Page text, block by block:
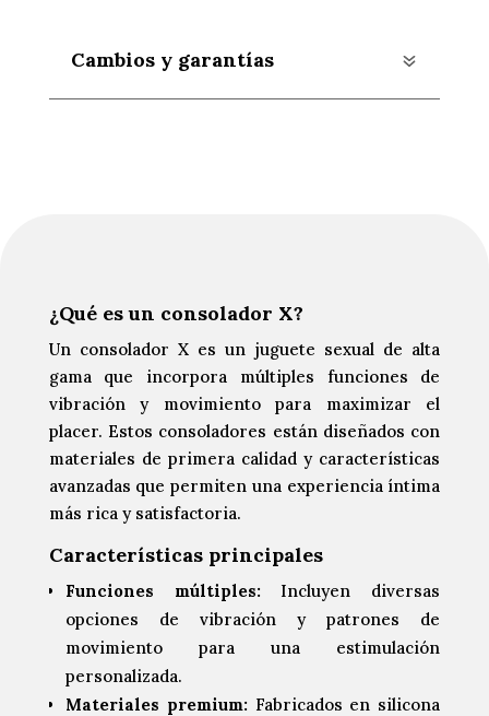
Cambios y garantías
¿Qué es un consolador X?
Un consolador X es un juguete sexual de alta
gama que incorpora múltiples funciones de
vibración y movimiento para maximizar el
placer. Estos consoladores están diseñados con
materiales de primera calidad y características
avanzadas que permiten una experiencia íntima
más rica y satisfactoria.
Características principales
Funciones múltiples: Incluyen diversas
opciones de vibración y patrones de
movimiento para una estimulación
personalizada.
Materiales premium: Fabricados en silicona